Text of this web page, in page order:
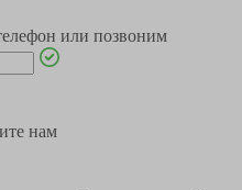
или позвоним
нам